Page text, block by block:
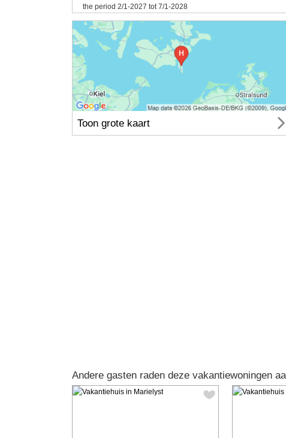
the period 2/1-2027 tot 7/1-2028
Toon grote kaart
Andere gasten raden deze vakantiewoningen